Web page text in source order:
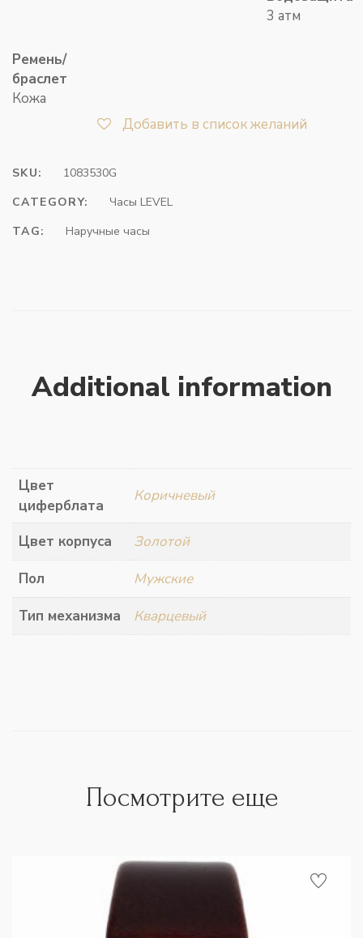
3 атм
Ремень/
браслет
Кожа
Добавить в список желаний
SKU:
1083530G
CATEGORY:
Часы LEVEL
TAG:
Наручные часы
Additional information
Цвет
циферблата
Коричневый
Цвет корпуса
Золотой
Пол
Мужские
Тип механизма
Кварцевый
Посмотрите еще